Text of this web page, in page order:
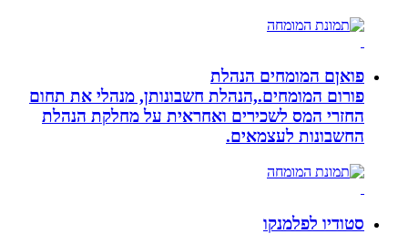
פואןם המומחים הנהלת
פורום המומחים.,הנהלת חשבונותן, מנהלי את תחום
החזרי המס לשכירים ואחראית על מחלקת הנהלת
החשבונות לעצמאים.
סטודיו לפלמנקו